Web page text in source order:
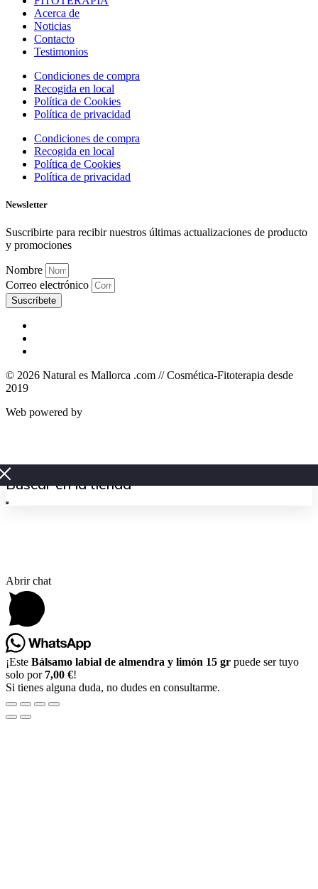
Acerca de
Noticias
Contacto
Testimonios
Condiciones de compra
Recogida en local
Política de Cookies
Política de privacidad
Condiciones de compra
Recogida en local
Política de Cookies
Política de privacidad
Newsletter
Suscribirte para recibir nuestros últimas actualizaciones de producto
y promociones
Nombre
Correo electrónico
Suscríbete
© 2026 Natural es Mallorca .com // Cosmética-Fitoterapia desde
2019
Web powered by
Abrir chat
¡Este Bálsamo labial de almendra y limón 15 gr puede ser tuyo
solo por 7,00 €!
Si tienes alguna duda, no dudes en consultarme.